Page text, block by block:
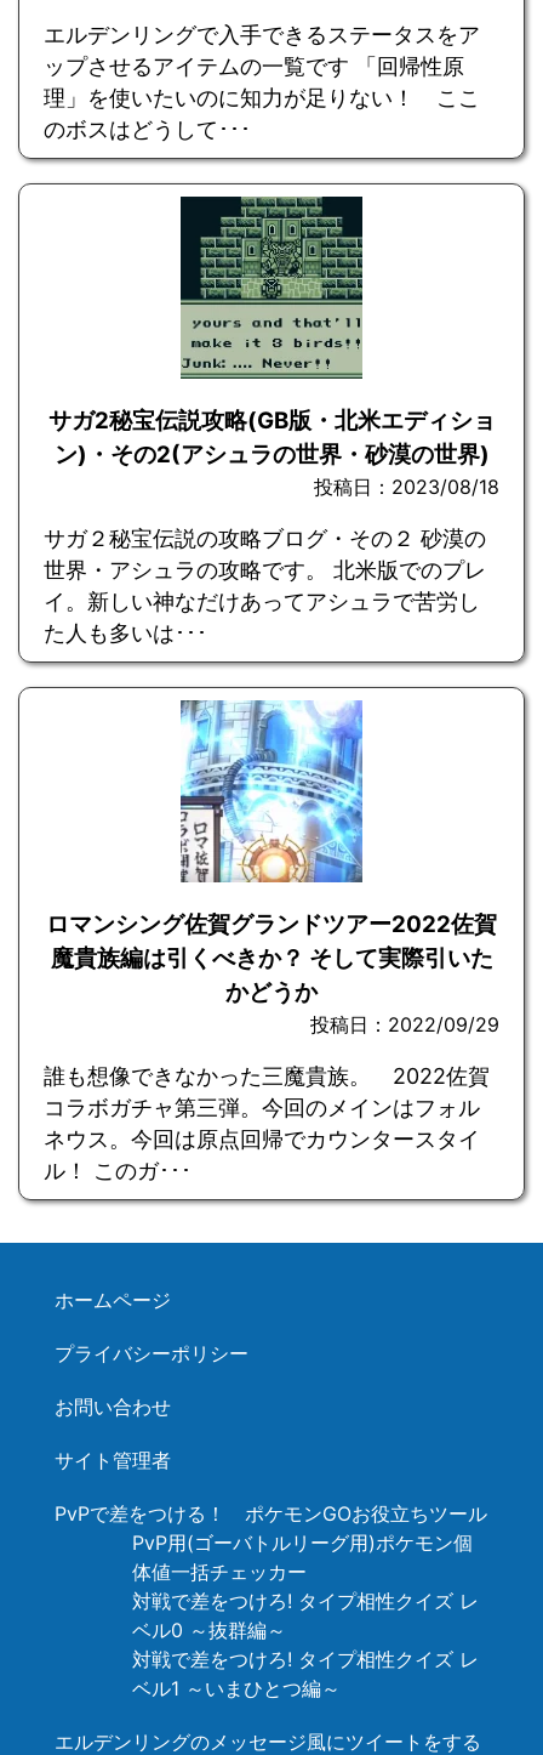
エルデンリングで入手できるステータスをア
ップさせるアイテムの一覧です 「回帰性原
理」を使いたいのに知力が足りない！ ここ
のボスはどうして･･･
サガ2秘宝伝説攻略(GB版・北米エディショ
ン)・その2(アシュラの世界・砂漠の世界)
投稿日：2023/08/18
サガ２秘宝伝説の攻略ブログ・その２ 砂漠の
世界・アシュラの攻略です。 北米版でのプレ
イ。新しい神なだけあってアシュラで苦労し
た人も多いは･･･
ロマンシング佐賀グランドツアー2022佐賀
魔貴族編は引くべきか？ そして実際引いた
かどうか
投稿日：2022/09/29
誰も想像できなかった三魔貴族。 2022佐賀
コラボガチャ第三弾。今回のメインはフォル
ネウス。今回は原点回帰でカウンタースタイ
ル！ このガ･･･
ホームページ
プライバシーポリシー
お問い合わせ
サイト管理者
PvPで差をつける！ ポケモンGOお役立ちツール
PvP用(ゴーバトルリーグ用)ポケモン個
体値一括チェッカー
対戦で差をつけろ! タイプ相性クイズ レ
ベル0 ～抜群編～
対戦で差をつけろ! タイプ相性クイズ レ
ベル1 ～いまひとつ編～
エルデンリングのメッセージ風にツイートをする